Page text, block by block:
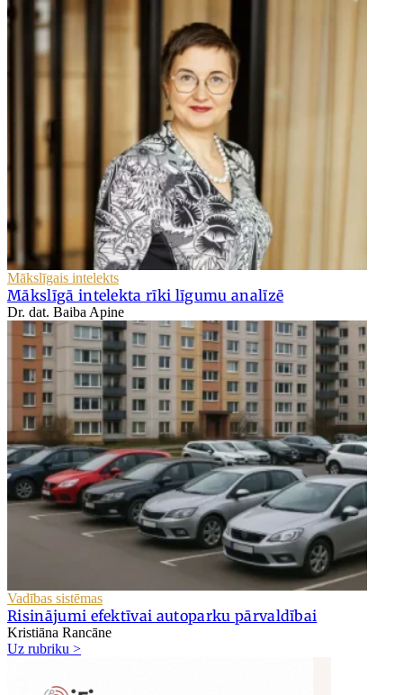
Mākslīgais intelekts
Mākslīgā intelekta rīki līgumu analīzē
Dr. dat. Baiba Apine
Vadības sistēmas
Risinājumi efektīvai autoparku pārvaldībai
Kristiāna Rancāne
Uz rubriku >